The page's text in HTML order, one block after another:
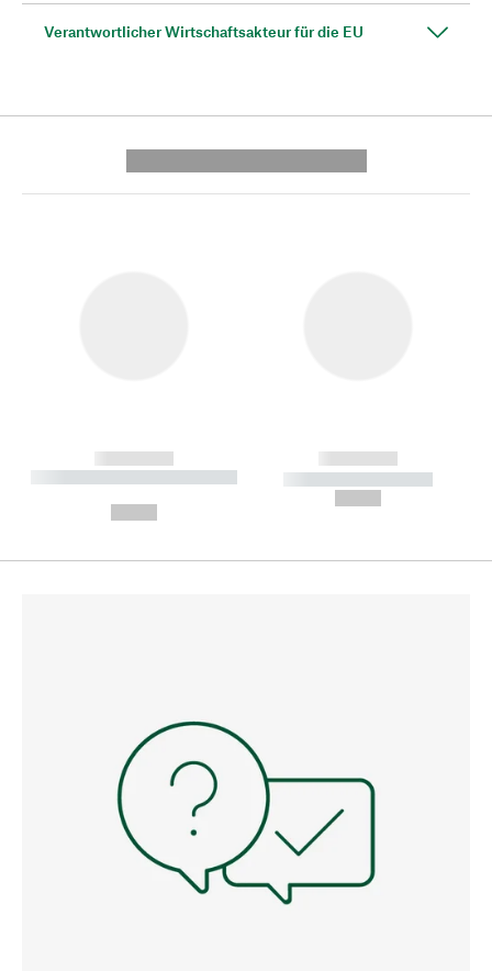
Verantwortlicher Wirtschaftsakteur für die EU
------------
----------- ----------- --------
------------
----------- -----------